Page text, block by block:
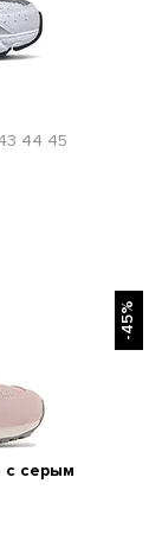
44 45
-45%
с серым